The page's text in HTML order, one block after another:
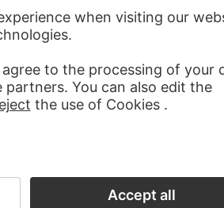
Erzengel Michael sowie Christophorus mit dem
Jesuskind auf seiner Schulter…